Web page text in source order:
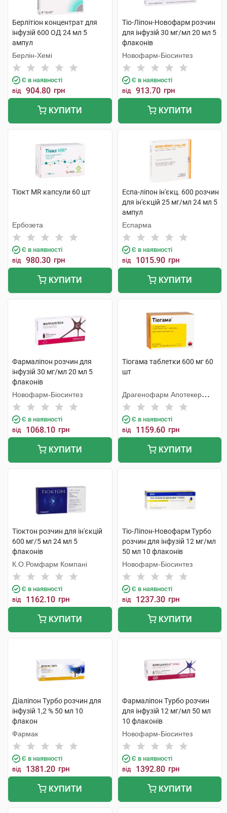
Берлітіон концентрат для
інфузій 600 ОД 24 мл 5
ампул
Берлін-Хемі
Є в наявності
від 904.80 грн
КУПИТИ
Тіо-Ліпон-Новофарм розчин
для інфузій 30 мг/мл 20 мл 5
флаконів
Новофарм-Біосинтез
Є в наявності
від 913.70 грн
КУПИТИ
Тіокт MR капсули 60 шт
Ербозета
Є в наявності
від 980.30 грн
КУПИТИ
Еспа-ліпон ін'єкц. 600 розчин
для ін'єкцій 25 мг/мл 24 мл 5
ампул
Еспарма
Є в наявності
від 1015.90 грн
КУПИТИ
Фармаліпон розчин для
інфузій 30 мг/мл 20 мл 5
флаконів
Новофарм-Біосинтез
Є в наявності
від 1068.10 грн
КУПИТИ
Тіогама таблетки 600 мг 60
шт
Драгенофарм Апотекер
Пюшл
Є в наявності
від 1159.60 грн
КУПИТИ
Тіоктон розчин для ін'єкцій
600 мг/5 мл 24 мл 5
флаконів
К.О.Ромфарм Компані
Є в наявності
від 1162.10 грн
КУПИТИ
Тіо-Ліпон-Новофарм Турбо
розчин для інфузій 12 мг/мл
50 мл 10 флаконів
Новофарм-Біосинтез
Є в наявності
від 1237.30 грн
КУПИТИ
Діаліпон Турбо розчин для
інфузій 1,2 % 50 мл 10
флакон
Фармак
Є в наявності
від 1381.20 грн
КУПИТИ
Фармаліпон Турбо розчин
для інфузій 12 мг/мл 50 мл
10 флаконів
Новофарм-Біосинтез
Є в наявності
від 1392.80 грн
КУПИТИ